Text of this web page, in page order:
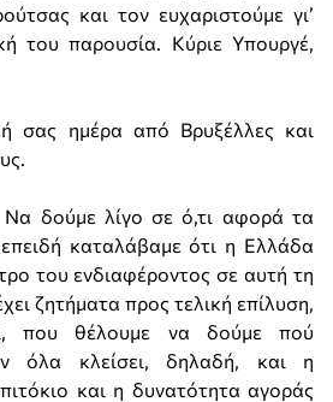
και τον ευχαριστούμε γι’
του παρουσία. Κύριε Υπουργέ,
σας ημέρα από Βρυξέλλες και
Να δούμε λίγο σε ό,τι αφορά τα
καταλάβαμε ότι η Ελλάδα
του ενδιαφέροντος σε αυτή τη
ζητήματα προς τελική επίλυση,
που θέλουμε να δούμε πού
όλα κλείσει, δηλαδή, και η
και η δυνατότητα αγοράς